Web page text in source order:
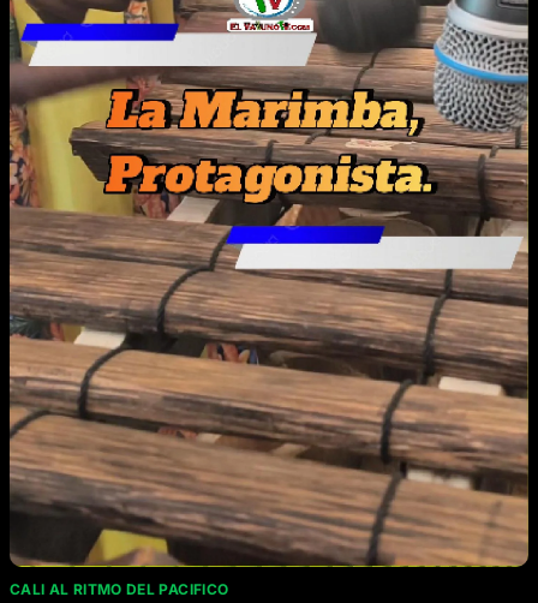
CALI AL RITMO DEL PACIFICO